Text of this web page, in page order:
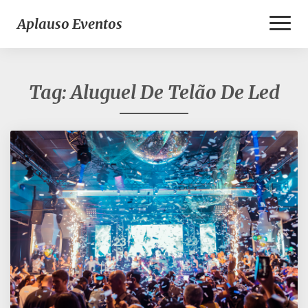
Aplauso Eventos
Tag:Aluguel De Telão De Led